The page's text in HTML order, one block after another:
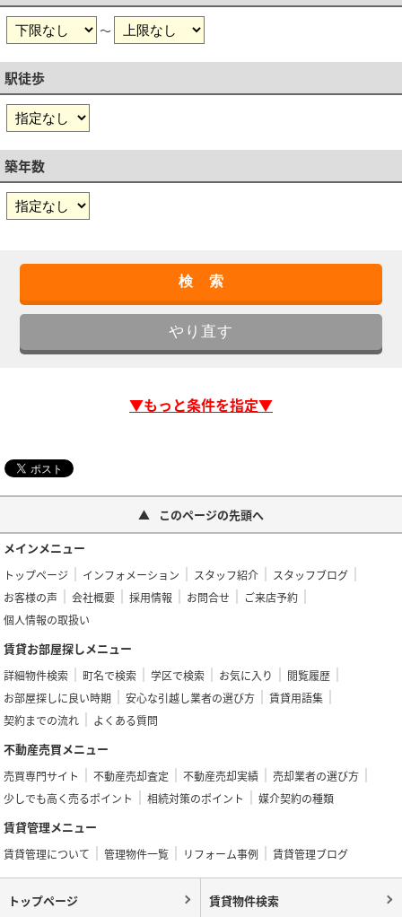
～
駅徒歩
築年数
▼もっと条件を指定▼
このページの先頭へ
メインメニュー
トップページ インフォメーション スタッフ紹介
スタッフブログ
お客様の声
会社概要 採用情報 お問合せ
ご来店予約
個人情報の取扱い
賃貸お部屋探しメニュー
詳細物件検索 町名で検索 学区で検索 お気に入り
閲覧履歴
お部屋探しに良い時期
安心な引越し業者の選び方
賃貸用語集
契約までの流れ
よくある質問
不動産売買メニュー
売買専門サイト 不動産売却査定 不動産売却実績
売却業者の選び方
少しでも高く売るポイント
相続対策のポイント 媒介契約の種類
賃貸管理メニュー
賃貸管理について 管理物件一覧 リフォーム事例 賃貸管理ブログ
トップページ 賃貸物件検索